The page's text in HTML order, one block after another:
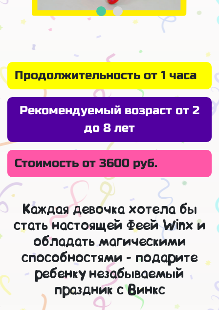
Продолжительность от 1 часа
Рекомендуемый возраст от 2
до 8 лет
Стоимость от 3600 руб.
Каждая девочка хотела бы
стать настоящей Феей Winx и
обладать магическими
способностями - подарите
ребенку незабываемый
праздник с Винкс